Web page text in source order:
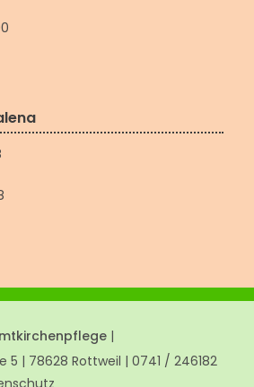
|
5 | 78628 Rottweil | 0741 / 246182